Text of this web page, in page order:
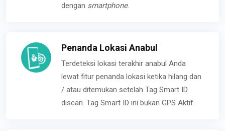
dengan smartphone.
Penanda Lokasi Anabul
Terdeteksi lokasi terakhir anabul Anda
lewat fitur penanda lokasi ketika hilang dan
/ atau ditemukan setelah Tag Smart ID
discan. Tag Smart ID ini bukan GPS Aktif.